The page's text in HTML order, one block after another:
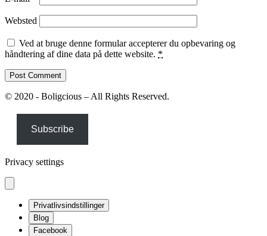
Websted
Ved at bruge denne formular accepterer du opbevaring og
håndtering af dine data på dette website. *
© 2020 - Boligcious – All Rights Reserved.
Subscribe
Privacy settings
Privatlivsindstillinger
Blog
Facebook